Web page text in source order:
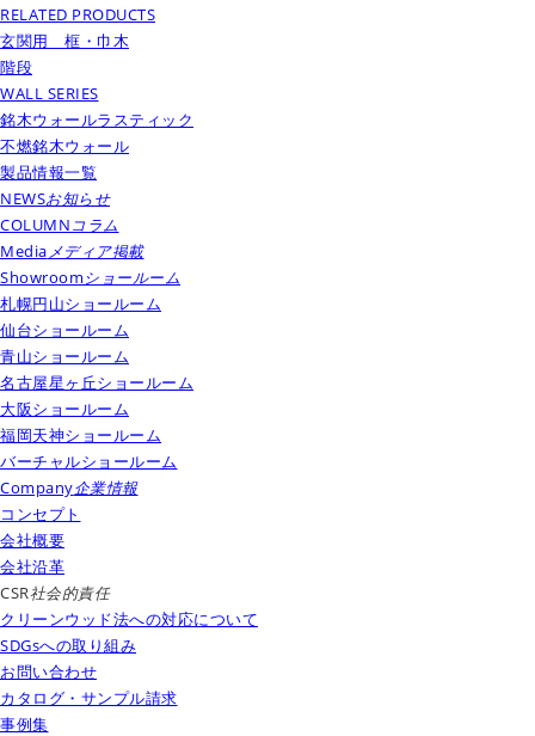
RELATED PRODUCTS
玄関用 框・巾木
階段
WALL SERIES
銘木ウォールラスティック
不燃銘木ウォール
製品情報一覧
NEWSお知らせ
COLUMNコラム
Mediaメディア掲載
Showroomショールーム
札幌円山ショールーム
仙台ショールーム
青山ショールーム
名古屋星ヶ丘ショールーム
大阪ショールーム
福岡天神ショールーム
バーチャルショールーム
Company企業情報
コンセプト
会社概要
会社沿革
CSR社会的責任
クリーンウッド法への対応について
SDGsへの取り組み
お問い合わせ
カタログ・サンプル請求
事例集